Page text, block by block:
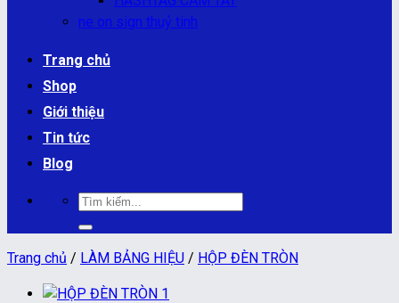
ne on sign thuỷ tinh
Trang chủ
Shop
Giới thiệu
Tin tức
Blog
Tìm
kiếm:
Trang chủ / LÀM BẢNG HIỆU / HỘP ĐÈN TRÒN